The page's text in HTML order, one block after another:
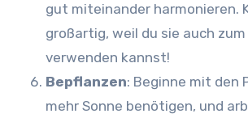
gut miteinander harmonieren.
großartig, weil du sie auch zum
verwenden kannst!
Bepflanzen: Beginne mit den
mehr Sonne benötigen, und